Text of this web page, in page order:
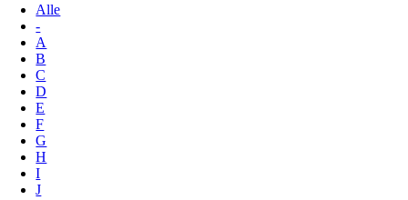
Alle
-
A
B
C
D
E
F
G
H
I
J